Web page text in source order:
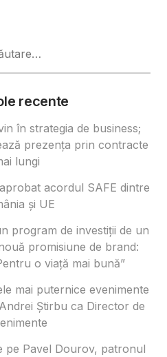
recente
în strategia de business;
prezența prin contracte
lungi
acordul SAFE dintre
și UE
program de investiții de un
promisiune de brand:
o viață mai bună”
mai puternice evenimente
Știrbu ca Director de
pe Pavel Dourov, patronul